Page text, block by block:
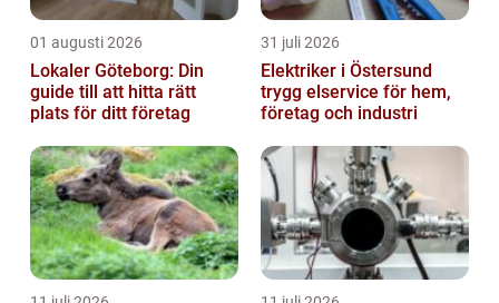
01 augusti 2026
Lokaler Göteborg: Din
guide till att hitta rätt
plats för ditt företag
31 juli 2026
Elektriker i Östersund
trygg elservice för hem,
företag och industri